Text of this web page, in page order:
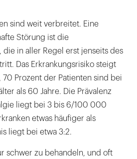
Gefäß-Nerven-Kontakt
Herausforderung
und nicht Bedarfsmedikation
nach Janetta
sind weit verbreitet. Eine
Störung ist die
die in aller Regel erst jenseits des
Das Erkrankungsrisiko steigt
70 Prozent der Patienten sind bei
als 60 Jahre. Die Prävalenz
liegt bei 3 bis 6/100 000
etwas häufiger als
liegt bei etwa 3:2.
schwer zu behandeln, und oft